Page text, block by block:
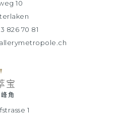
10
826 70 81
宝
角
1